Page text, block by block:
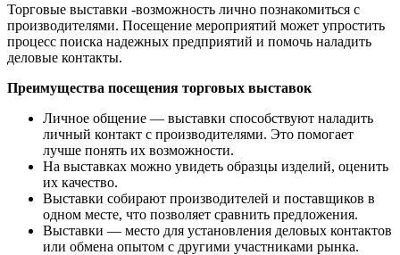
Торговые выставки -возможность лично познакомиться с
производителями. Посещение мероприятий может упростить
процесс поиска надежных предприятий и помочь наладить
деловые контакты.
Преимущества посещения торговых выставок
Личное общение — выставки способствуют наладить
личный контакт с производителями. Это помогает
лучше понять их возможности.
На выставках можно увидеть образцы изделий, оценить
их качество.
Выставки собирают производителей и поставщиков в
одном месте, что позволяет сравнить предложения.
Выставки — место для установления деловых контактов
или обмена опытом с другими участниками рынка.